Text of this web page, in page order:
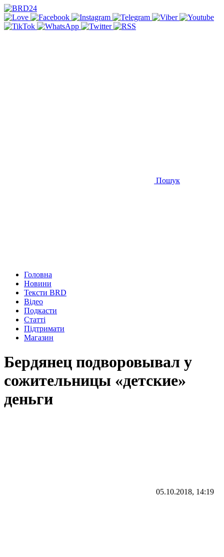
Пошук
Головна
Новини
Тексти BRD
Відео
Подкасти
Статті
Підтримати
Магазин
Бердянец подворовывал у
сожительницы «детские»
деньги
05.10.2018, 14:19